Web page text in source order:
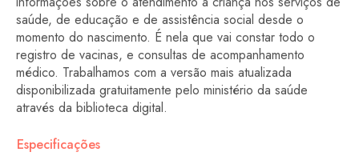
saúde, de educação e de assistência social desde o
momento do nascimento. É nela que vai constar todo o
registro de vacinas, e consultas de acompanhamento
médico. Trabalhamos com a versão mais atualizada
disponibilizada gratuitamente pelo ministério da saúde
através da biblioteca digital.
Especificações